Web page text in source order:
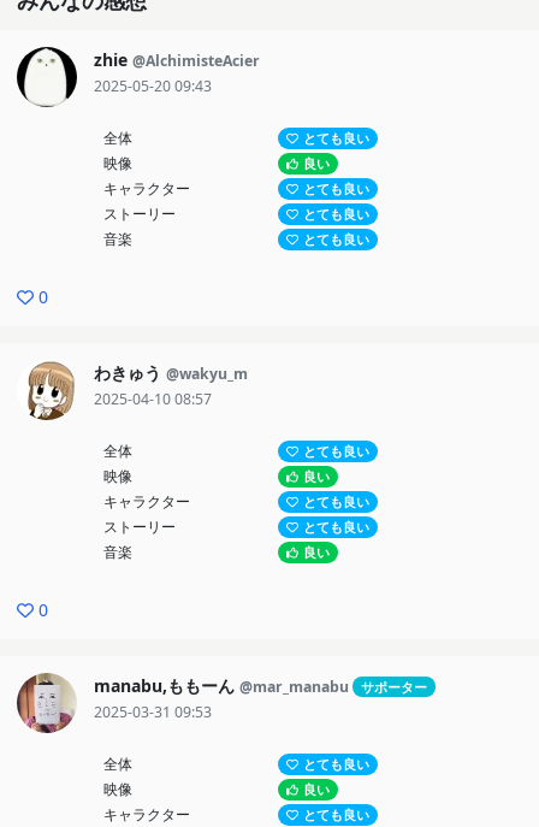
zhie @AlchimisteAcier
2025-05-20 09:43
全体 とても良い
映像 良い
キャラクター とても良い
ストーリー とても良い
音楽 とても良い
0
わきゅう @wakyu_m
2025-04-10 08:57
全体 とても良い
映像 良い
キャラクター とても良い
ストーリー とても良い
音楽 良い
0
manabu,ももーん @mar_manabu サポーター
2025-03-31 09:53
全体 とても良い
映像 良い
キャラクター とても良い